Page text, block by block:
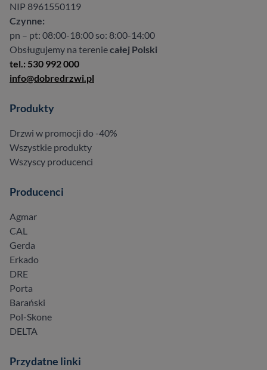
NIP 8961550119
Czynne:
pn – pt: 08:00-18:00 so: 8:00-14:00
Obsługujemy na tereniecałej Polski
tel.: 530 992 000
info@dobredrzwi.pl
Produkty
Drzwi w promocji do -40%
Wszystkie produkty
Wszyscy producenci
Producenci
Agmar
CAL
Gerda
Erkado
DRE
Porta
Barański
Pol-Skone
DELTA
Przydatne linki